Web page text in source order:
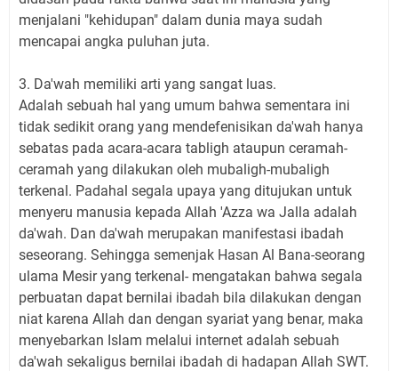
menjalani "kehidupan" dalam dunia maya sudah
mencapai angka puluhan juta.
3. Da'wah memiliki arti yang sangat luas.
Adalah sebuah hal yang umum bahwa sementara ini
tidak sedikit orang yang mendefenisikan da'wah hanya
sebatas pada acara-acara tabligh ataupun ceramah-
ceramah yang dilakukan oleh mubaligh-mubaligh
terkenal. Padahal segala upaya yang ditujukan untuk
menyeru manusia kepada Allah 'Azza wa Jalla adalah
da'wah. Dan da'wah merupakan manifestasi ibadah
seseorang. Sehingga semenjak Hasan Al Bana-seorang
ulama Mesir yang terkenal- mengatakan bahwa segala
perbuatan dapat bernilai ibadah bila dilakukan dengan
niat karena Allah dan dengan syariat yang benar, maka
menyebarkan Islam melalui internet adalah sebuah
da'wah sekaligus bernilai ibadah di hadapan Allah SWT.